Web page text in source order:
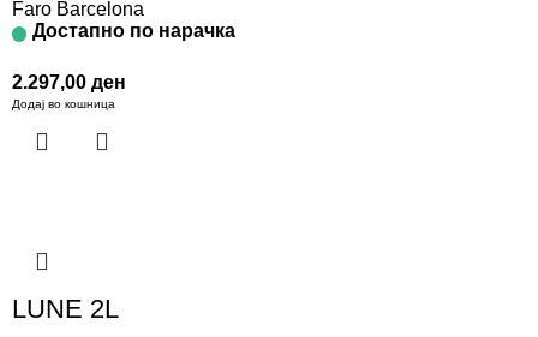
Faro Barcelona
Достапно по нарачка
2.297,00 ден
Додај во кошница
LUNE 2L